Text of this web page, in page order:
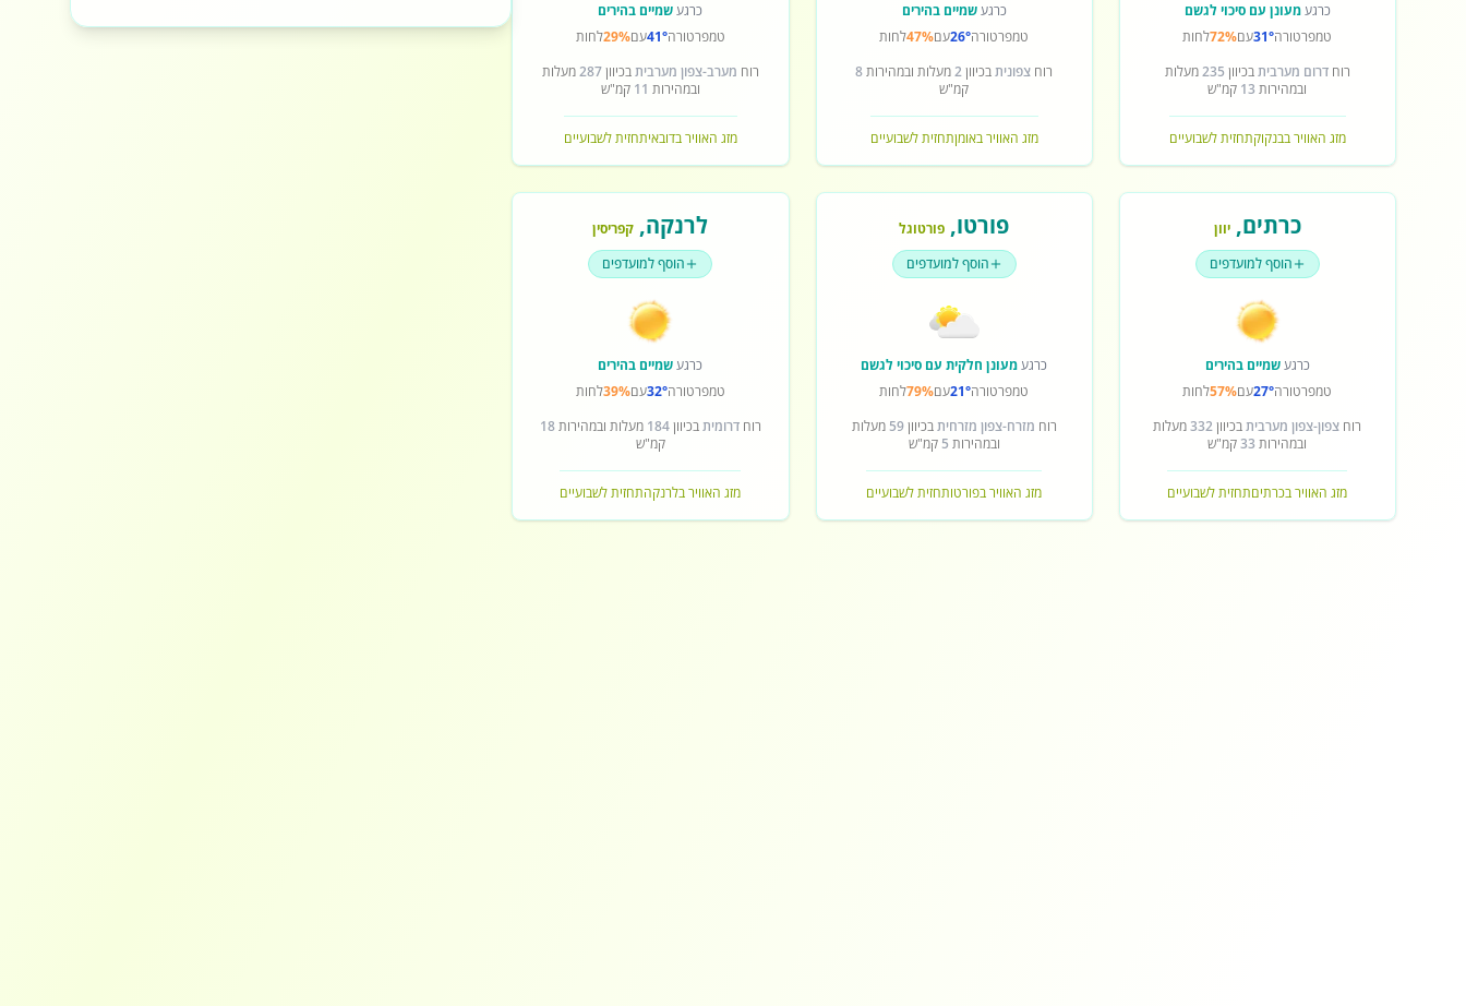
כרגעמעונן עם סיכוי לגשם
טמפרטורה31°עם72%לחות
רוחדרום מערביתבכיוון 235מעלות
ובמהירות 13 קמ"ש
מזג האוויר בבנקוקתחזית לשבועיים
כרגעשמיים בהירים
טמפרטורה26°עם47%לחות
רוח צפוניתבכיוון2מעלות ובמהירות8
קמ"ש
מזג האוויר באומןתחזית לשבועיים
כרגעשמיים בהירים
טמפרטורה41°עם29%לחות
רוח מערב-צפון מערביתבכיוון287מעלות
ובמהירות 11 קמ"ש
מזג האוויר בדובאיתחזית לשבועיים
כרתים,יוון
הוסף למועדפים
כרגעשמיים בהירים
טמפרטורה27°עם57%לחות
רוח צפון-צפון מערביתבכיוון332מעלות
ובמהירות 33קמ"ש
מזג האוויר בכרתיםתחזית לשבועיים
פורטו, פורטוגל
הוסף למועדפים
כרגעמעונן חלקית עם סיכוי לגשם
טמפרטורה21°עם79%לחות
רוח מזרח-צפון מזרחיתבכיוון59 מעלות
ובמהירות 5 קמ"ש
מזג האוויר בפורטותחזית לשבועיים
לרנקה, קפריסין
הוסף למועדפים
כרגעשמיים בהירים
טמפרטורה32°עם39%לחות
רוחדרומיתבכיוון184 מעלות ובמהירות18
קמ"ש
מזג האוויר בלרנקהתחזית לשבועיים